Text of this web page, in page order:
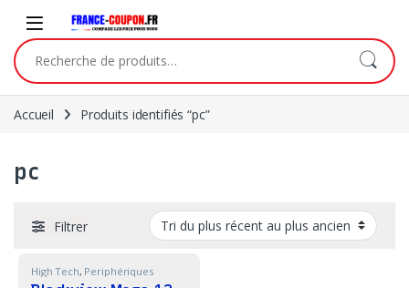
Recherche pour :
Accueil Produits identifiés “pc”
pc
Filtrer
High Tech, Periphériques